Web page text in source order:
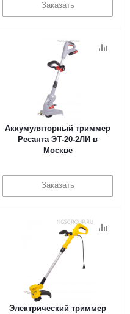
Заказать
Аккумуляторный триммер
Ресанта ЭТ-20-2ЛИ в
Москве
Заказать
Электрический триммер